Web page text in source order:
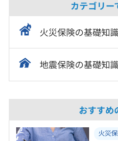
カテゴリー
火災保険の基礎知
地震保険の基礎知
おすすめ
火災